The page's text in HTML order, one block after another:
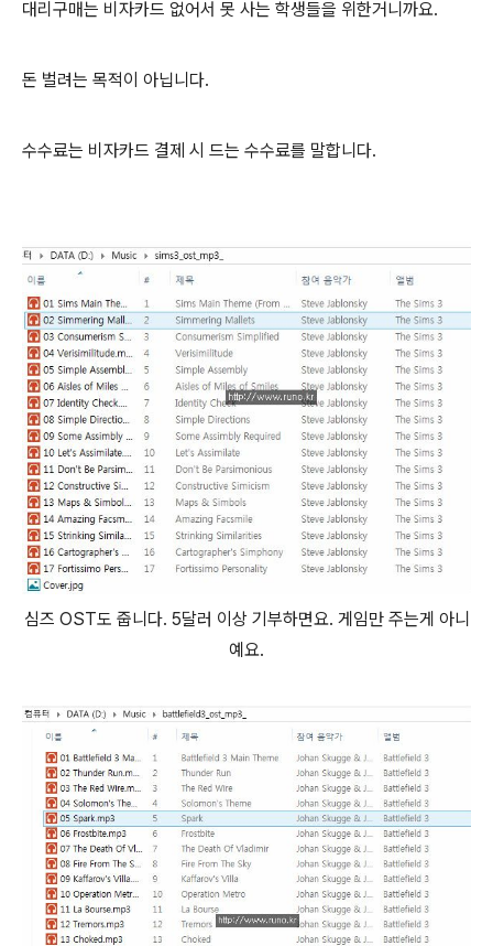
대리구매는 비자카드 없어서 못 사는 학생들을 위한거니까요.
돈 벌려는 목적이 아닙니다.
수수료는 비자카드 결제 시 드는 수수료를 말합니다.
심즈 OST도 줍니다. 5달러 이상 기부하면요. 게임만 주는게 아니
예요.